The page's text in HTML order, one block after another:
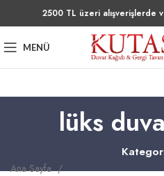
2500 TL üzeri alışverişlerde
MENÜ
lüks
Ana Sayfa